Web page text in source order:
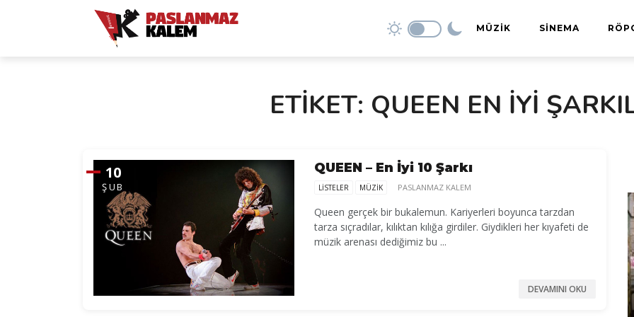
MÜZİK
Listeler
SİNEMA
Diziler
ETIKET: QUEEN EN IYI
10
ŞUB
QUEEN – En İyi 10 Şarkı
LISTELER MÜZİK PASLANMAZ KALEM
Queen gerçek bir bukalemun. Kariyerleri boyunca tarzdan
tarza sıçradılar, kılıktan kılığa girdiler. Giydikleri her kıyafeti de
müzik arenası dediğimiz bu ...
DEVAMINI OKU